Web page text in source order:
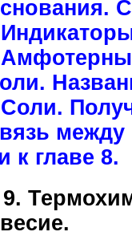
между
к главе 8.
9.